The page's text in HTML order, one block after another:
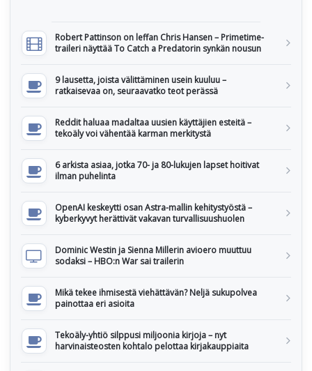
Robert Pattinson on leffan Chris Hansen – Primetime-
traileri näyttää To Catch a Predatorin synkän nousun
9 lausetta, joista välittäminen usein kuuluu –
ratkaisevaa on, seuraavatko teot perässä
Reddit haluaa madaltaa uusien käyttäjien esteitä –
tekoäly voi vähentää karman merkitystä
6 arkista asiaa, jotka 70- ja 80-lukujen lapset hoitivat
ilman puhelinta
OpenAI keskeytti osan Astra-mallin kehitystyöstä –
kyberkyvyt herättivät vakavan turvallisuushuolen
Dominic Westin ja Sienna Millerin avioero muuttuu
sodaksi – HBO:n War sai trailerin
Mikä tekee ihmisestä viehättävän? Neljä sukupolvea
painottaa eri asioita
Tekoäly-yhtiö silppusi miljoonia kirjoja – nyt
harvinaisteosten kohtalo pelottaa kirjakauppiaita